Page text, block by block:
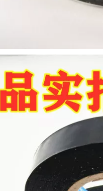
Nhập khẩu nguyên
UL 1000 ° C băng
cách điện
370,000
Nhà máy trực tiếp
PVC cách nhiệt độ
nhớt cao Băng keo
điện mạnh mẽ Vải
dính điện lạnh tạo
tác băng dính vải
cách điện chịu nhiệt
270,000
Nhiệt độ nhiều độ
cao của Nhật Bản
Băng keo chống ma
sát 1000 độ chịu lực
ma sát Hat-F13 băng
dính cách điện